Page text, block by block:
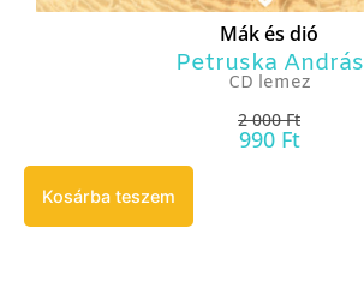
Mák és dió
Petruska András
CD lemez
2 000Ft
990 Ft
Kosárba teszem